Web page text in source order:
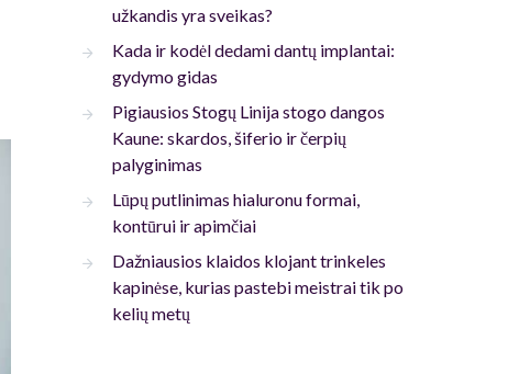
užkandis yra sveikas?
Kada ir kodėl dedami dantų implantai:
gydymo gidas
Pigiausios Stogų Linija stogo dangos
Kaune: skardos, šiferio ir čerpių
palyginimas
Lūpų putlinimas hialuronu formai,
kontūrui ir apimčiai
Dažniausios klaidos klojant trinkeles
kapinėse, kurias pastebi meistrai tik po
kelių metų